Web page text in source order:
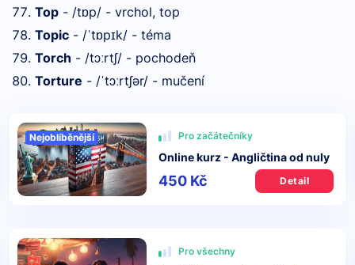
Top - /tɒp/ - vrchol, top
Topic - /ˈtɒpɪk/ - téma
Torch - /tɔːrtʃ/ - pochodeň
Torture - /ˈtɔːrtʃər/ - mučení
Nejoblíběnější Pro začátečníky
Online kurz - Angličtina od nuly
450 Kč Detail
Pro všechny